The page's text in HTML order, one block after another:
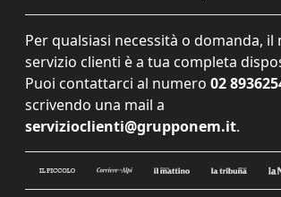
Per qualsiasi necessità o domanda, il
servizio clienti è a tua completa
Puoi contattarci al numero 02
scrivendo una mail a
servizioclienti@grupponem.it.